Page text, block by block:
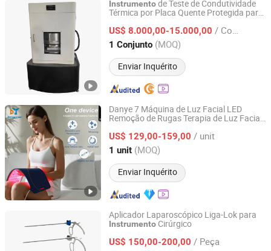
Instrumentos Cirúrgicos
Ortopédicos
Instrumentos Tplo
Pequenos e
Nx Médico
Instrumentode Teste de Condutividade
Térmica por Placa Quente Protegida para
Térmico
US$ 8.000,00-15.000,00 / Conjunto
1 Conjunto (MOQ)
Enviar Inquérito
Hunan Zhenhua Analysis Instrument Co., Ltd.
Hunan, China Desde 2024
Danye 7 Máquina de Luz Facial LED
Remoção de Rugas Terapia de Luz Facial
US$ 129,00-159,00 / unit
1 unit (MOQ)
Enviar Inquérito
Guangzhou Danye Optical Co., Ltd.
Guangdong, China Desde 2018
Aplicador Laparoscópico Liga-Lok para
Instrumento Cirúrgico
US$ 150,00-200,00 / Peça
Qingdao Conston Medical Technology Co., Ltd.